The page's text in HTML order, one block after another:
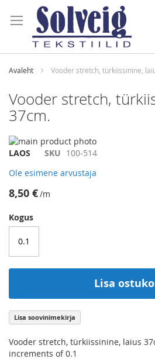
to
Content
Avaleht Vooder stretch, türkiissinine,
Vooder stretch,
37cm.
Skip
to
end
of
the
gallery
Skip
the
beginning
of
images
LAOS SKU 100-514
Ole esimene arvustaja
8,50 €/m
Kogus
Lisa
Lisa soovinimekirja
Vooder stretch, türkiissinine, laius
increments of 0.1